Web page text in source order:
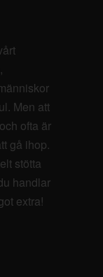
Men att
ofta är
gå ihop.
stötta
handlar
extra!